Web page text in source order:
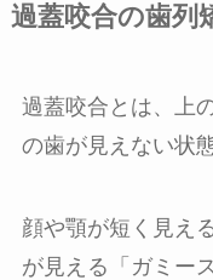
過蓋咬合の歯列
過蓋咬合とは、上
の歯が見えない状
顔や顎が短く見え
が見える「ガミー